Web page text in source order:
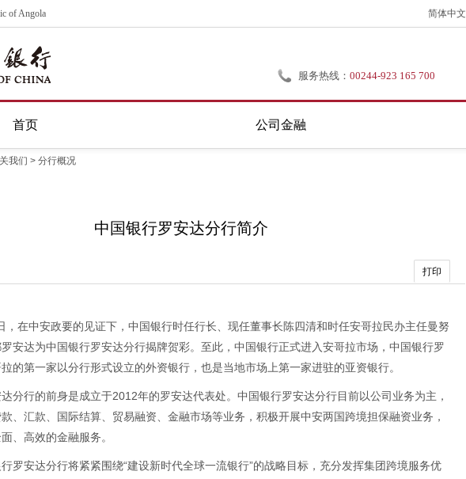
of Angola 简体中文
服务热线： 00244-923 165 700
首页 公司金融
我们 > 分行概况
中国银行罗安达分行简介
打印
，在中安政要的见证下，中国银行时任行长、现任董事长陈四清和时任安哥拉民办主任曼努
安达为中国银行罗安达分行揭牌贺彩。至此，中国银行正式进入安哥拉市场，中国银行罗
的第一家以分行形式设立的外资银行，也是当地市场上第一家进驻的亚资银行。
分行的前身是成立于2012年的罗安达代表处。中国银行罗安达分行目前以公司业务为主，
、汇款、国际结算、贸易融资、金融市场等业务，积极开展中安两国跨境担保融资业务，
、高效的金融服务。
罗安达分行将紧紧围绕“建设新时代全球一流银行”的战略目标，充分发挥集团跨境服务优